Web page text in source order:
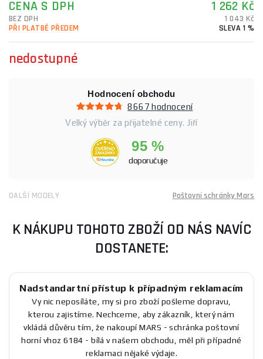
CENA S DPH 1 262 Kč
BEZ DPH
1 043 Kč
PŘI PLATBĚ PŘEDEM
SLEVA 1 %
nedostupné
Hodnocení obchodu
8667 hodnocení
Velký výběr za přijatelné ceny. Jiří
95 %
doporučuje
DALŠÍ MODELY Poštovní schránky Mars
K NÁKUPU TOHOTO ZBOŽÍ OD NÁS NAVÍC
DOSTANETE:
Nadstandartní přístup k případným reklamacím
Vy nic neposíláte, my si pro zboží pošleme dopravu,
kterou zajistíme. Nechceme, aby zákazník, který nám
vkládá důvěru tím, že nakoupí MARS - schránka poštovní
horní vhoz 6184 - bílá v našem obchodu, měl při případné
reklamaci nějaké výdaje.